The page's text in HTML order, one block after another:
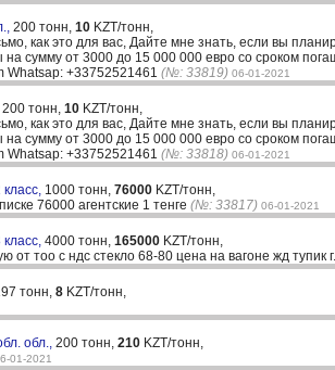
200 тонн, 10 KZT/тонн,
как это для вас, Дайте мне знать, если вы
сумму от 3000 до 15 000 000 евро со сроком
Whatsap: +33752521461 (№: 33819) 06-01-2021
200 тонн, 10 KZT/тонн,
как это для вас, Дайте мне знать, если вы
сумму от 3000 до 15 000 000 евро со сроком
Whatsap: +33752521461 (№: 33818) 06-01-2021
1000 тонн, 76000 KZT/тонн,
76000 агентские 1 тенге (№: 33817) 06-01-2021
4000 тонн, 165000 KZT/тонн,
от тоо с ндс стекло 68-80 цена на вагоне жд тупик
тонн, 8 KZT/тонн,
обл., 200 тонн, 210 KZT/тонн,
01-2021